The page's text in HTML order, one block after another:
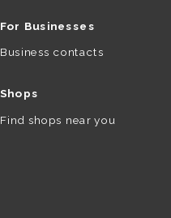
For Businesses
Business contacts
Shops
Find shops near you